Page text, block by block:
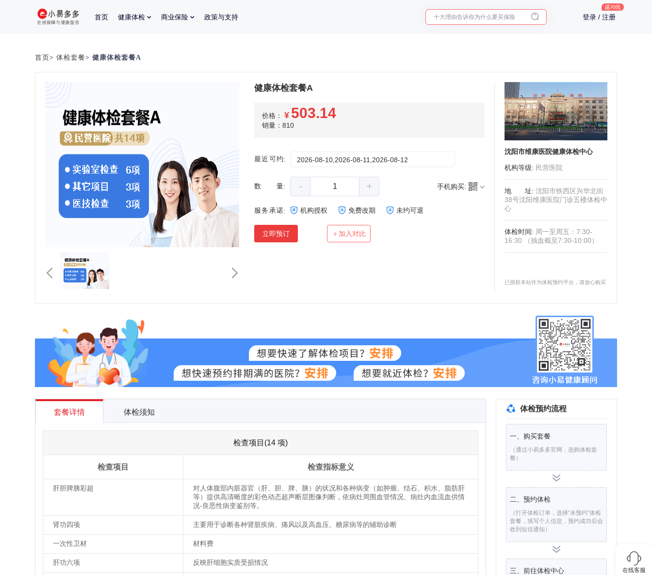
首页 健康体检 商业保险 政策与支持 入职体检在线预约 登录 / 注册
在线客服
首页> 体检套餐> 健康体检套餐A
健康体检套餐A
价格： ¥ 503.14
销量：810
最近可约: 2026-08-10,2026-08-11,2026-08-12
数量: - + 手机购买:
服务承诺: 机构授权 免费改期 未约可退
立即预订 ＋加入对比
沈阳市维康医院健康体检中心
机构等级: 民营医院
地址: 沈阳市铁西区兴华北街
38号沈阳维康医院门诊五楼体检中
心
体检时间: 周一至周五：7:30-
16:30 （抽血截至7:30-10:00）
已授权本站作为体检预约平台，请放心购买
套餐详情 体检须知
检查项目(14 项)
检查项目 检查指标意义
肝胆脾胰彩超
对人体腹部内脏器官（肝、胆、脾、胰）的状况和各种病变（如肿瘤、结石、积水、脂肪肝
等）提供高清晰度的彩色动态超声断层图像判断，依病灶周围血管情况、病灶内血流血供情
况-良恶性病变鉴别等。
肾功四项 主要用于诊断各种肾脏疾病、痛风以及高血压、糖尿病等的辅助诊断
一次性卫材 材料费
肝功六项 反映肝细胞实质受损情况
体检预约流程
一、购买套餐
（通过小易多多官网，选购体检套
餐）
二、预约体检
（打开体检订单，选择“未预约”体检
套餐，填写个人信息，预约成功后会
收到短信通知）
三、前往体检中心